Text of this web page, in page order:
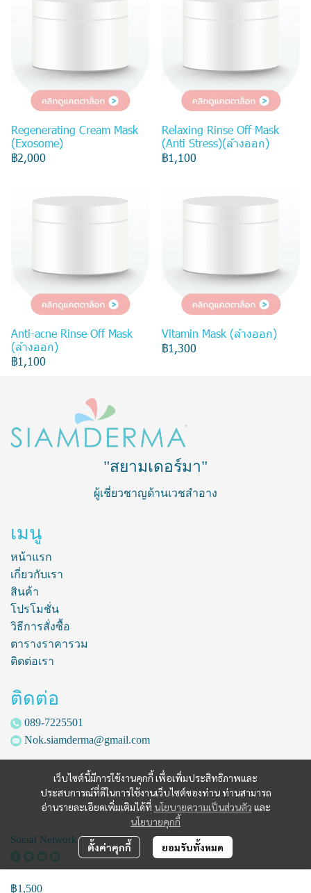
Regenerating Cream Mask
(Exosome)
฿2,000
Relaxing Rinse Off Mask
(Anti Stress)(ล้างออก)
฿1,100
Anti-acne Rinse Off Mask
(ล้างออก)
฿1,100
Vitamin Mask (ล้างออก)
฿1,300
฿1,500
เว็บไซต์นี้มีการใช้งานคุกกี้ เพื่อเพิ่มประสิทธิภาพและ
ประสบการณ์ที่ดีในการใช้งานเว็บไซต์ของท่าน ท่านสามารถ
อ่านรายละเอียดเพิ่มเติมได้ที่ นโยบายความเป็นส่วนตัว และ
นโยบายคุกกี้
ตั้งค่าคุกกี้ ยอมรับทั้งหมด
"สยามเดอร์มา"
ผู้เชี่ยวชาญด้านเวชสำอาง
เมนู
หน้าแรก
เกี่ยวกับเรา
สินค้า
โปรโมชั่น
วิธีการสั่งซื้อ
ตารางราคารวม
ติดต่อเรา
ติดต่อ
089-7225501
Nok.siamderma@gmail.com
Social Network